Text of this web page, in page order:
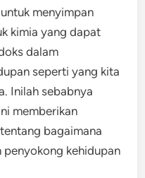
menyimpan
kimia yang dapat
dalam
seperti yang kita
Inilah sebabnya
memberikan
bagaimana
penyokong kehidupan